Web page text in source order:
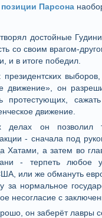
позиции Парсона
достойные
со своим врагом-
и в итоге победил.
движение», он
протестующих,
движение.
делах он позволил
- сначала под
Хатами, а затем во
- терпеть любое
или же обмануть
за нормальное
несогласие с
он заберёт лавры